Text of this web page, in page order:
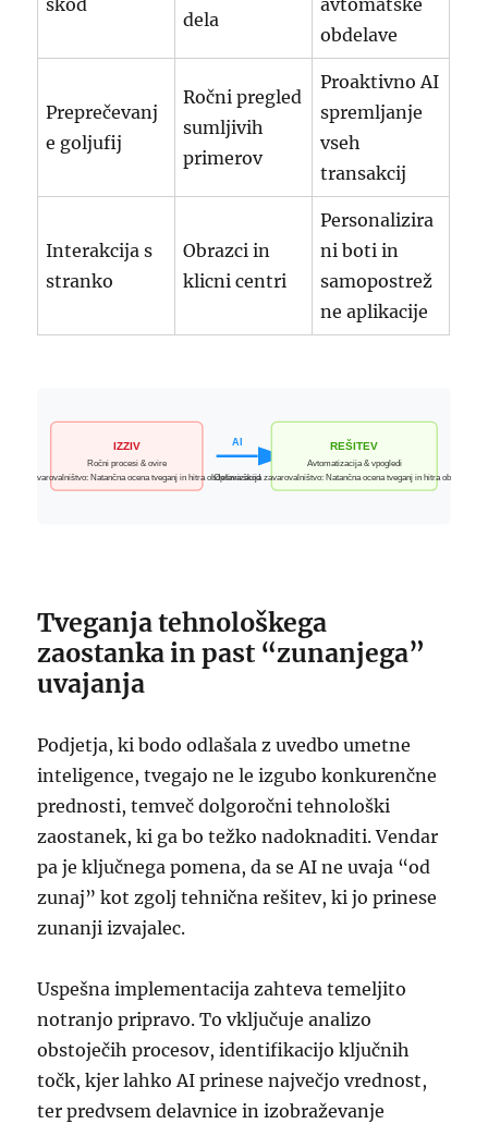
škod
dela
avtomatske
obdelave
Preprečevanj
e goljufij
Ročni pregled
sumljivih
primerov
Proaktivno AI
spremljanje
vseh
transakcij
Interakcija s
stranko
Obrazci in
klicni centri
Personalizira
ni boti in
samopostrež
ne aplikacije
Tveganja tehnološkega
zaostanka in past “zunanjega”
uvajanja
Podjetja, ki bodo odlašala z uvedbo umetne
inteligence, tvegajo ne le izgubo konkurenčne
prednosti, temveč dolgoročni tehnološki
zaostanek, ki ga bo težko nadoknaditi. Vendar
pa je ključnega pomena, da se AI ne uvaja “od
zunaj” kot zgolj tehnična rešitev, ki jo prinese
zunanji izvajalec.
Uspešna implementacija zahteva temeljito
notranjo pripravo. To vključuje analizo
obstoječih procesov, identifikacijo ključnih
točk, kjer lahko AI prinese največjo vrednost,
ter predvsem delavnice in izobraževanje